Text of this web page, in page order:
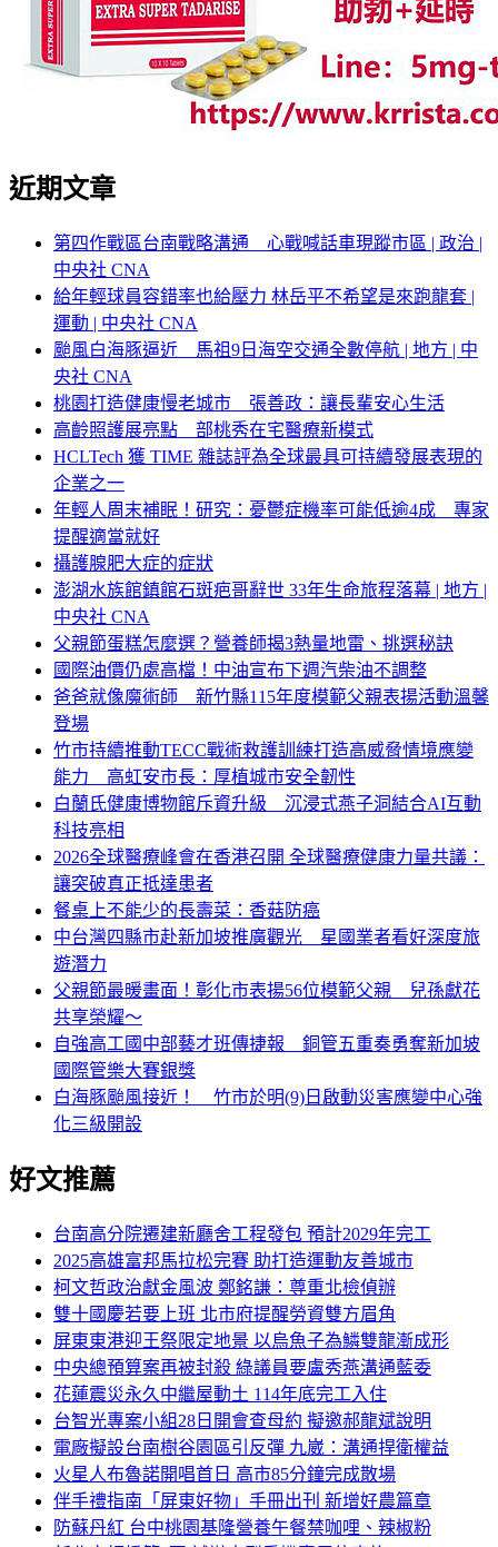
近期文章
第四作戰區台南戰略溝通 心戰喊話車現蹤市區 | 政治 |
中央社 CNA
給年輕球員容錯率也給壓力 林岳平不希望是來跑龍套 |
運動 | 中央社 CNA
颱風白海豚逼近 馬祖9日海空交通全數停航 | 地方 | 中
央社 CNA
桃園打造健康慢老城市 張善政：讓長輩安心生活
高齡照護展亮點 部桃秀在宅醫療新模式
HCLTech 獲 TIME 雜誌評為全球最具可持續發展表現的
企業之一
年輕人周末補眠！研究：憂鬱症機率可能低逾4成 專家
提醒適當就好
攝護腺肥大症的症狀
澎湖水族館鎮館石斑疤哥辭世 33年生命旅程落幕 | 地方 |
中央社 CNA
父親節蛋糕怎麼選？營養師揭3熱量地雷、挑選秘訣
國際油價仍處高檔！中油宣布下週汽柴油不調整
爸爸就像魔術師 新竹縣115年度模範父親表揚活動溫馨
登場
竹市持續推動TECC戰術救護訓練打造高威脅情境應變
能力 高虹安市長：厚植城市安全韌性
白蘭氏健康博物館斥資升級 沉浸式燕子洞結合AI互動
科技亮相
2026全球醫療峰會在香港召開 全球醫療健康力量共議：
讓突破真正抵達患者
餐桌上不能少的長壽菜：香菇防癌
中台灣四縣市赴新加坡推廣觀光 星國業者看好深度旅
遊潛力
父親節最暖畫面！彰化市表揚56位模範父親 兒孫獻花
共享榮耀～
自強高工國中部藝才班傳捷報 銅管五重奏勇奪新加坡
國際管樂大賽銀獎
白海豚颱風接近！ 竹市於明(9)日啟動災害應變中心強
化三級開設
好文推薦
台南高分院遷建新廳舍工程發包 預計2029年完工
2025高雄富邦馬拉松完賽 助打造運動友善城市
柯文哲政治獻金風波 鄭銘謙：尊重北檢偵辦
雙十國慶若要上班 北市府提醒勞資雙方眉角
屏東東港迎王祭限定地景 以烏魚子為鱗雙龍漸成形
中央總預算案再被封殺 綠議員要盧秀燕溝通藍委
花蓮震災永久中繼屋動土 114年底完工入住
台智光專案小組28日開會查母約 擬邀郝龍斌說明
電廠擬設台南樹谷園區引反彈 九崴：溝通捍衛權益
火星人布魯諾開唱首日 高市85分鐘完成散場
伴手禮指南「屏東好物」手冊出刊 新增好農篇章
防蘇丹紅 台中桃園基隆營養午餐禁咖哩、辣椒粉